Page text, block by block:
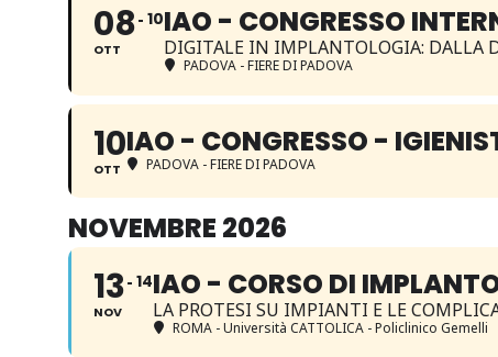
08
OTT
10IAO - CONGRESSO
DIGITALE IN IMPLANTOLOGIA: DALLA
PADOVA - FIERE DI PADOVA
10
OTT
IAO - CONGRESSO -
PADOVA - FIERE DI PADOVA
NOVEMBRE 2026
13
NOV
14IAO - CORSO DI
LA PROTESI SU IMPIANTI E LE
ROMA - Università CATTOLICA - Policlinico Gemelli